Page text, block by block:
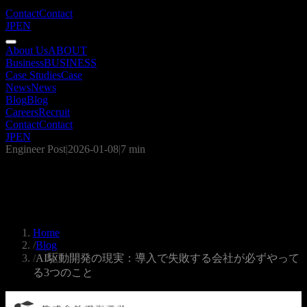
ContactContact
JPEN
About UsABOUT
BusinessBUSINESS
Case StudiesCase
NewsNews
BlogBlog
CareersRecruit
ContactContact
JPEN
Engineer Post|2026-01-08|7 min
Home
/Blog
/AI駆動開発の現実：導入で失敗する会社が必ずやって
る3つのこと